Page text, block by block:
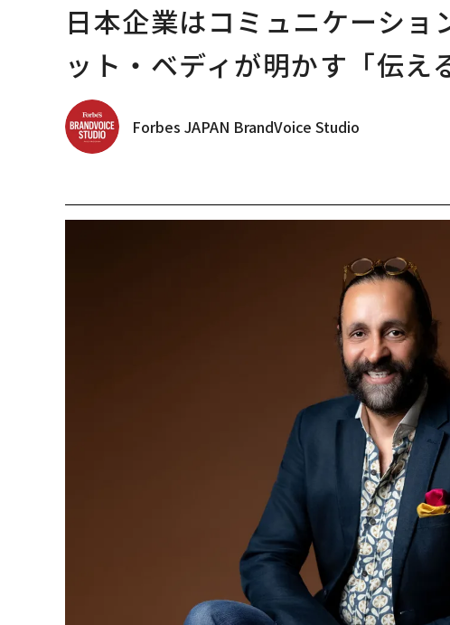
日本企業はコミュニケーショ
ット・ベディが明かす「伝え
Forbes JAPAN BrandVoice Studio